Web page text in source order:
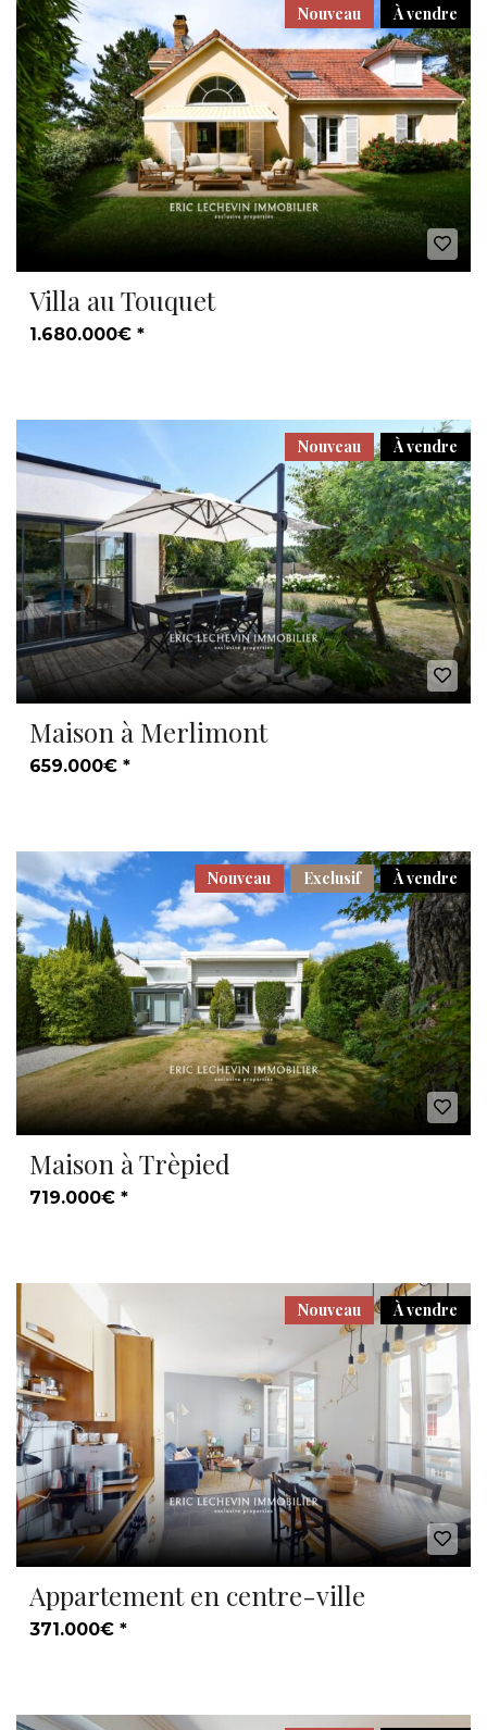
À vendre
Nouveau
Villa au Touquet
1.680.000€ *
À vendre
Nouveau
Maison à Merlimont
659.000€ *
À vendre
Exclusif
Nouveau
Maison à Trèpied
719.000€ *
À vendre
Nouveau
Appartement en centre-ville
371.000€ *